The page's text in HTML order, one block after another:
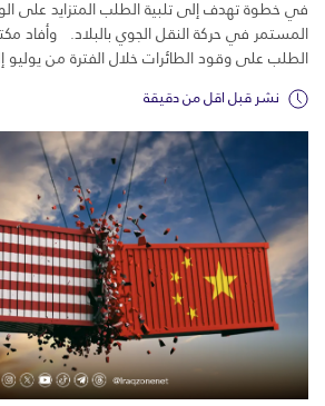
في خطوة تهدف إلى تلبية الطلب المتزايد على
المستمر في حركة النقل الجوي بالبلاد. وأفاد
الطلب على وقود الطائرات خلال الفترة من يوليو إلى
نشر قبل اقل من دقيقة